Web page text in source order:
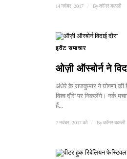
14 नवंबर, 2017 Byकॉनर बकली
इवेंट समाचार
ओज़ी ऑस्बोर्न ने
अंधेरे के राजकुमार ने घोषणा की
विश्व दौरे' पर निकलेंगे। नर्क
हैं...
7 नवंबर, 2017 को Byकॉनर बकली